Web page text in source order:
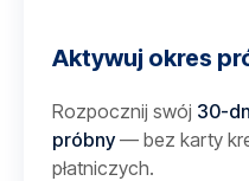
Aktywuj okres
Rozpocznij swój 30-
próbny— bez karty
płatniczych.